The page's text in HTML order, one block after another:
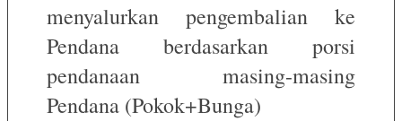
menyalurkan pengembalian ke
Pendana berdasarkan porsi
pendanaan masing-masing
Pendana (Pokok+Bunga)